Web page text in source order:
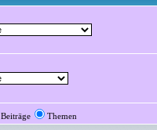
Beiträge Themen